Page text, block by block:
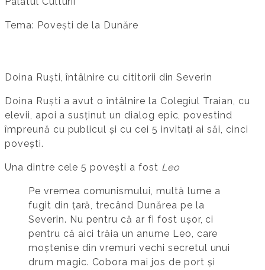
Tema: Povești de la Dunăre
Doina Ruști, întâlnire cu cititorii din Severin
Doina Ruști a avut o întâlnire la Colegiul Traian, cu
elevii, apoi a susținut un dialog epic, povestind
împreună cu publicul și cu cei 5 invitați ai săi, cinci
povești.
Una dintre cele 5 povești a fost Leo
Pe vremea comunismului, multă lume a
fugit din țară, trecând Dunărea pe la
Severin. Nu pentru că ar fi fost ușor, ci
pentru că aici trăia un anume Leo, care
moștenise din vremuri vechi secretul unui
drum magic. Cobora mai jos de port și